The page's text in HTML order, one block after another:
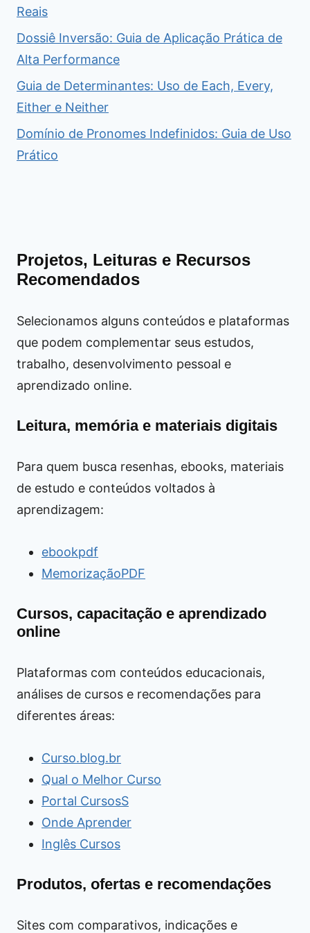
Reais
Dossiê Inversão: Guia de Aplicação Prática de
Alta Performance
Guia de Determinantes: Uso de Each, Every,
Either e Neither
Domínio de Pronomes Indefinidos: Guia de Uso
Prático
Projetos, Leituras e Recursos
Recomendados
Selecionamos alguns conteúdos e plataformas
que podem complementar seus estudos,
trabalho, desenvolvimento pessoal e
aprendizado online.
Leitura, memória e materiais digitais
Para quem busca resenhas, ebooks, materiais
de estudo e conteúdos voltados à
aprendizagem:
ebookpdf
MemorizaçãoPDF
Cursos, capacitação e aprendizado
online
Plataformas com conteúdos educacionais,
análises de cursos e recomendações para
diferentes áreas:
Curso.blog.br
Qual o Melhor Curso
Portal CursosS
Onde Aprender
Inglês Cursos
Produtos, ofertas e recomendações
Sites com comparativos, indicações e